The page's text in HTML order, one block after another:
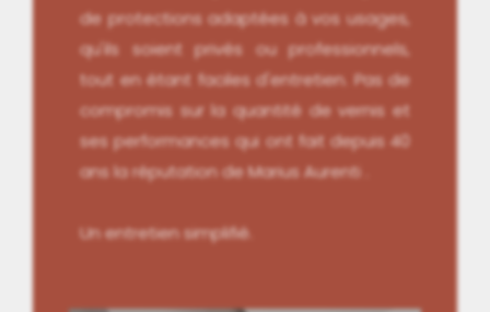
de protections adaptées à vos usages,
qu'ils soient privés ou professionnels,
tout en étant faciles d'entretien. Pas de
compromis sur la quantité de vernis et
ses performances qui ont fait depuis 40
ans la réputation de Marius Aurenti .
Un entretien simplifié.